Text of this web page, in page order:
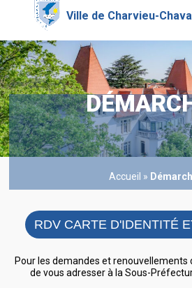
content
Accueil »
RDV CARTE D'IDENTITÉ
Pour les demandes et renouvellements
de vous adresser à la Sous-